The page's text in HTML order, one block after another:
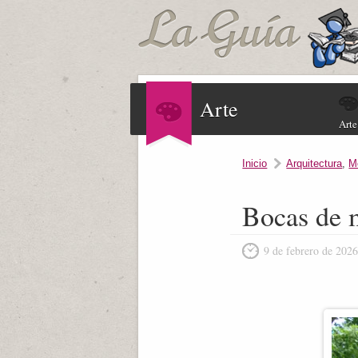
Arte
Arte
Inicio Arquitectura,
Bocas de
9 de febrero de 2026